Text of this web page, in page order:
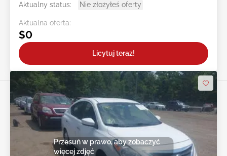
Aktualny status:
Nie złożyłeś oferty
Aktualna oferta:
$0
Licytuj teraz!
Przesuń w prawo, aby zobaczyć
więcej zdjęć